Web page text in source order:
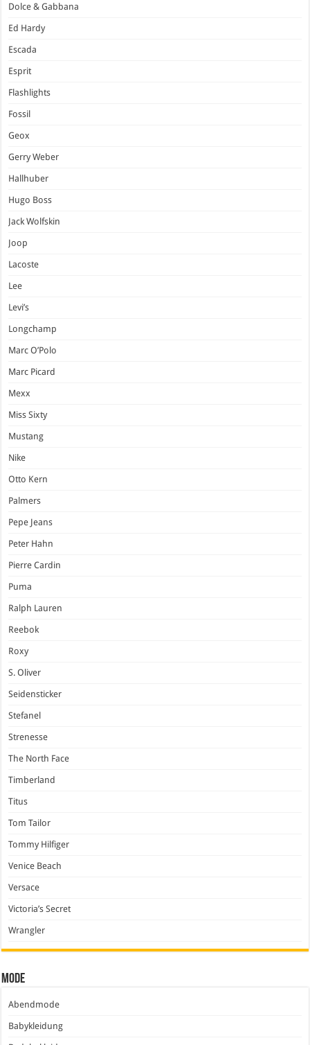
Dolce & Gabbana
Ed Hardy
Escada
Esprit
Flashlights
Fossil
Geox
Gerry Weber
Hallhuber
Hugo Boss
Jack Wolfskin
Joop
Lacoste
Lee
Levi’s
Longchamp
Marc O’Polo
Marc Picard
Mexx
Miss Sixty
Mustang
Nike
Otto Kern
Palmers
Pepe Jeans
Peter Hahn
Pierre Cardin
Puma
Ralph Lauren
Reebok
Roxy
S. Oliver
Seidensticker
Stefanel
Strenesse
The North Face
Timberland
Titus
Tom Tailor
Tommy Hilfiger
Venice Beach
Versace
Victoria’s Secret
Wrangler
Mode
Abendmode
Babykleidung